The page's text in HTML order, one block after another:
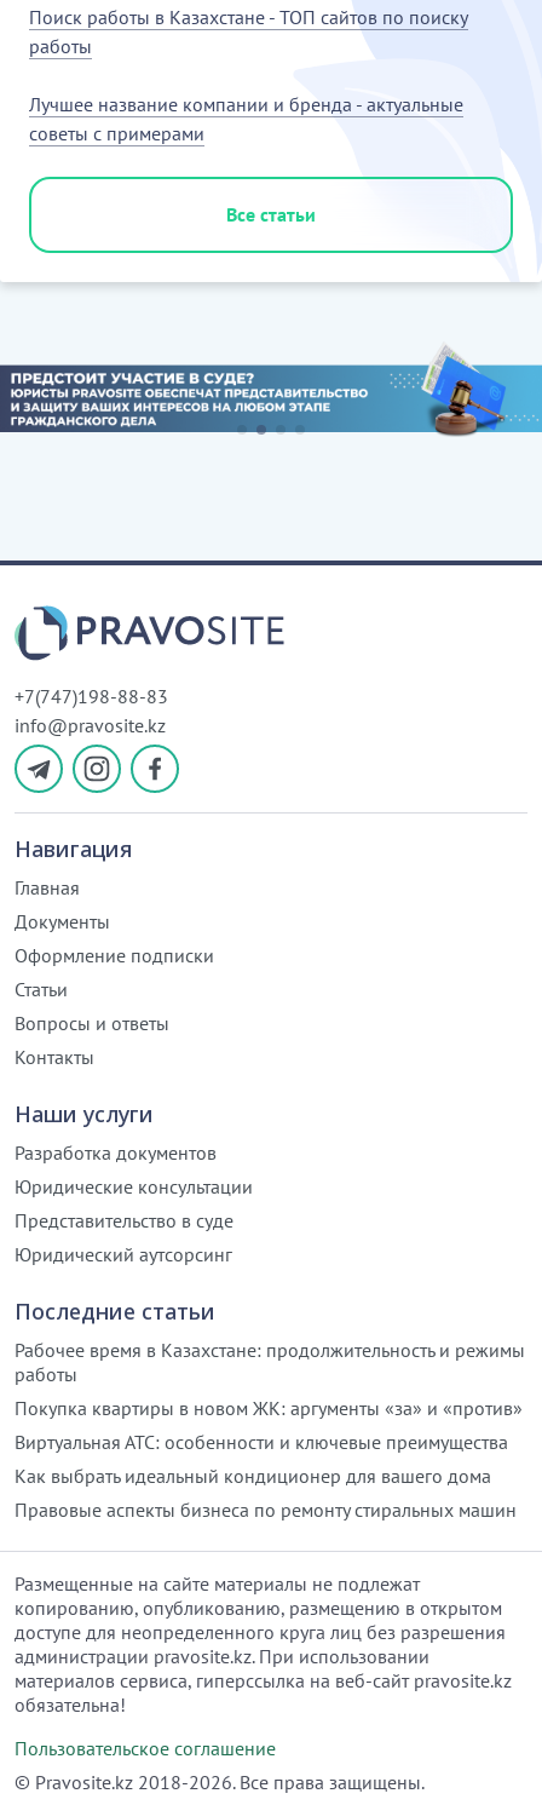
Поиск работы в Казахстане - ТОП сайтов по поиску
работы
Лучшее название компании и бренда - актуальные
советы с примерами
Все статьи
+7(747)198-88-83
info@pravosite.kz
Навигация
Главная
Документы
Оформление подписки
Статьи
Вопросы и ответы
Контакты
Наши услуги
Разработка документов
Юридические консультации
Представительство в суде
Юридический аутсорсинг
Последние статьи
Рабочее время в Казахстане: продолжительность и режимы
работы
Покупка квартиры в новом ЖК: аргументы «за» и «против»
Виртуальная АТС: особенности и ключевые преимущества
Как выбрать идеальный кондиционер для вашего дома
Правовые аспекты бизнеса по ремонту стиральных машин
Размещенные на сайте материалы не подлежат
копированию, опубликованию, размещению в открытом
доступе для неопределенного круга лиц без разрешения
администрации pravosite.kz. При использовании
материалов сервиса, гиперссылка на веб-сайт pravosite.kz
обязательна!
Пользовательское соглашение
© Рravosite.kz 2018-2026. Все права защищены.